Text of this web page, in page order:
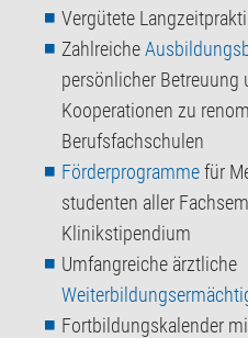
Vergütete
Zahlreiche
persönlicher Betreuung
Kooperationen zu
Berufsfachschulen
Förderprogrammefür
studenten aller
Klinikstipendium
Umfangreiche ärztliche
Fortbildungskalender